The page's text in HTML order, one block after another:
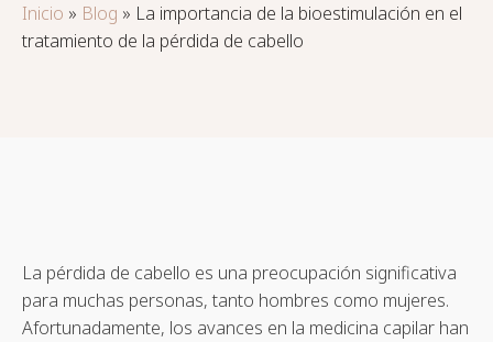
Inicio » Blog » La importancia de la bioestimulación en el
tratamiento de la pérdida de cabello
La pérdida de cabello es una preocupación significativa
para muchas personas, tanto hombres como mujeres.
Afortunadamente, los avances en la medicina capilar han